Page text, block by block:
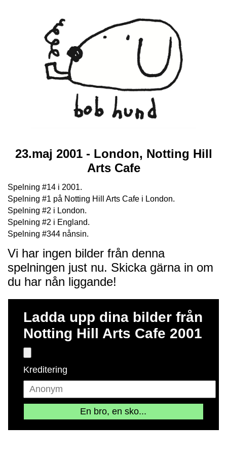
23.maj 2001 - London, Notting Hill
Arts Cafe
Spelning #14 i 2001.
Spelning #1 på Notting Hill Arts Cafe i London.
Spelning #2 i London.
Spelning #2 i England.
Spelning #344 nånsin.
Vi har ingen bilder från denna
spelningen just nu. Skicka gärna in om
du har nån liggande!
Ladda upp dina bilder från
Notting Hill Arts Cafe 2001
Kreditering